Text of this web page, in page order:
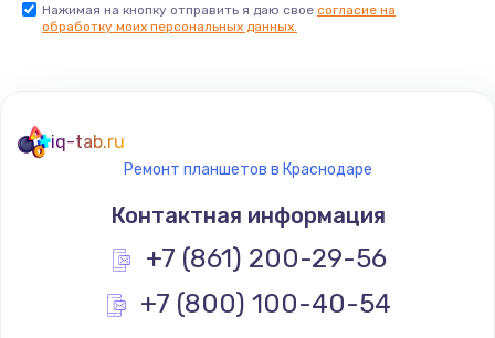
Нажимая на кнопку отправить я даю свое согласие на
обработку моих персональных данных.
iq-tab.ru
Ремонт планшетов в Краснодаре
Контактная информация
+7 (861) 200-29-56
+7 (800) 100-40-54